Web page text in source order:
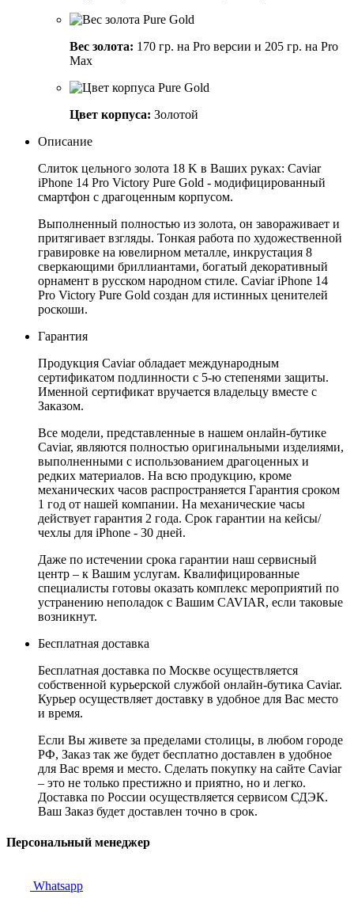
Вес золота: 170 гр. на Pro версии и 205 гр. на Pro
Max
Цвет корпуса: Золотой
Описание
Слиток цельного золота 18 K в Ваших руках: Caviar
iPhone 14 Pro Victory Pure Gold - модифицированный
смартфон с драгоценным корпусом.
Выполненный полностью из золота, он завораживает и
притягивает взгляды. Тонкая работа по художественной
гравировке на ювелирном металле, инкрустация 8
сверкающими бриллиантами, богатый декоративный
орнамент в русском народном стиле. Caviar iPhone 14
Pro Victory Pure Gold создан для истинных ценителей
роскоши.
Гарантия
Продукция Caviar обладает международным
сертификатом подлинности с 5-ю степенями защиты.
Именной сертификат вручается владельцу вместе с
Заказом.
Все модели, представленные в нашем онлайн-бутике
Caviar, являются полностью оригинальными изделиями,
выполненными с использованием драгоценных и
редких материалов. На всю продукцию, кроме
механических часов распространяется Гарантия сроком
1 год от нашей компании. На механические часы
действует гарантия 2 года. Срок гарантии на кейсы/
чехлы для iPhone - 30 дней.
Даже по истечении срока гарантии наш сервисный
центр – к Вашим услугам. Квалифицированные
специалисты готовы оказать комплекс мероприятий по
устранению неполадок с Вашим CAVIAR, если таковые
возникнут.
Бесплатная доставка
Бесплатная доставка по Москве осуществляется
собственной курьерской службой онлайн-бутика Caviar.
Курьер осуществляет доставку в удобное для Вас место
и время.
Если Вы живете за пределами столицы, в любом городе
РФ, Заказ так же будет бесплатно доставлен в удобное
для Вас время и место. Сделать покупку на сайте Caviar
– это не только престижно и приятно, но и легко.
Доставка по России осуществляется сервисом СДЭК.
Ваш Заказ будет доставлен точно в срок.
Персональный менеджер
Whatsapp